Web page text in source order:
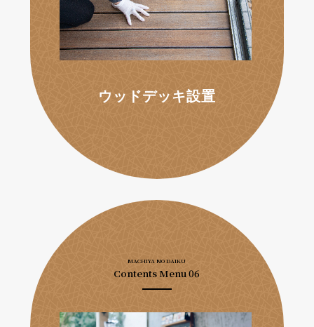
ウッドデッキ設置
MACHIYA NO DAIKU
Contents Menu 06